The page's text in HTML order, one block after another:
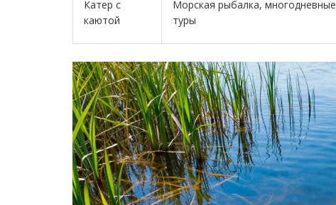
Катер с
каютой
Морская рыбалка, многодневные
туры